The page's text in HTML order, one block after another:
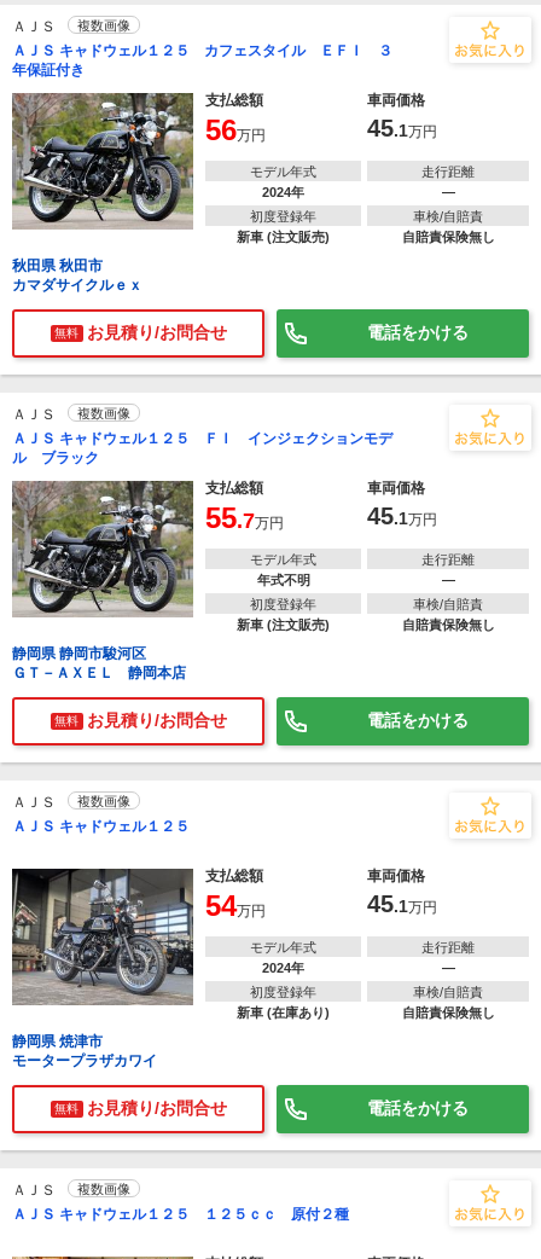
ＡＪＳ 複数画像
ＡＪＳ キャドウェル１２５ カフェスタイル ＥＦＩ ３
年保証付き
支払総額
車両価格
56万円 45.1万円
モデル年式
2024年
走行距離
―
初度登録年
新車 (注文販売)
車検/自賠責
自賠責保険無し
秋田県 秋田市
カマダサイクルｅｘ
無料 お見積り/お問合せ 電話をかける
ＡＪＳ 複数画像
ＡＪＳ キャドウェル１２５ ＦＩ インジェクションモデ
ル ブラック
支払総額
車両価格
55.7万円 45.1万円
モデル年式
年式不明
走行距離
―
初度登録年
新車 (注文販売)
車検/自賠責
自賠責保険無し
静岡県 静岡市駿河区
ＧＴ－ＡＸＥＬ 静岡本店
無料 お見積り/お問合せ 電話をかける
ＡＪＳ 複数画像
ＡＪＳ キャドウェル１２５
支払総額 車両価格
54万円 45.1万円
モデル年式
2024年
走行距離
―
初度登録年
新車 (在庫あり)
車検/自賠責
自賠責保険無し
静岡県 焼津市
モータープラザカワイ
無料 お見積り/お問合せ 電話をかける
ＡＪＳ 複数画像
ＡＪＳ キャドウェル１２５ １２５ｃｃ 原付２種